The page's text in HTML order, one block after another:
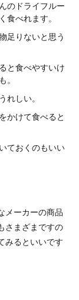
のドライフルー
食べれます。
足りないと思う
と食べやすいけ
。
れしい。
かけて食べると
ておくのもいい
メーカーの商品
さまざまですの
みるといいです